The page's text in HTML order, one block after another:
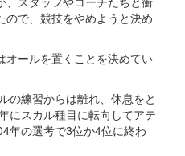
ので、競技をやめようと決め
オールを置くことを決めてい
の練習からは離れ、休息をと
にスカル種目に転向してアテ
年の選考で3位か4位に終わ